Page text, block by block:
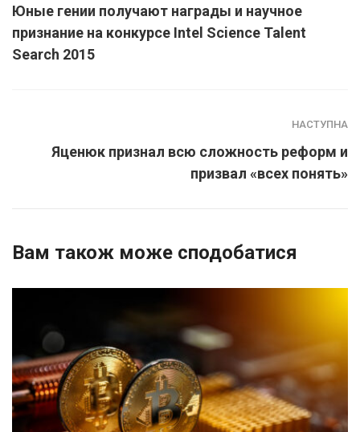
Юные гении получают награды и научное
признание на конкурсе Intel Science Talent
Search 2015
НАСТУПНА
Яценюк признал всю сложность реформ и
призвал «всех понять»
Вам також може сподобатися